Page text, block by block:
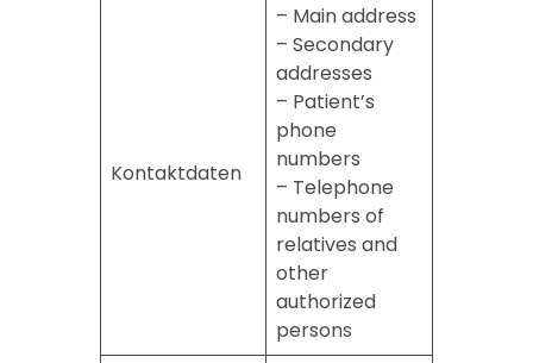
Kontaktdaten
– Main address
– Secondary
addresses
– Patient’s
phone
numbers
– Telephone
numbers of
relatives and
other
authorized
persons